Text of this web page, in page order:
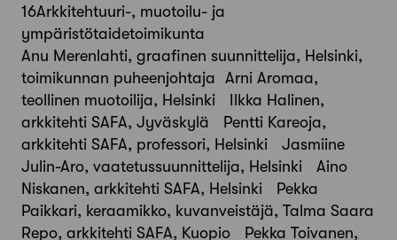
16Arkkitehtuuri-, muotoilu- ja
ympäristötaidetoimikunta
Anu Merenlahti, graafinen suunnittelija, Helsinki,
toimikunnan puheenjohtaja Arni Aromaa,
teollinen muotoilija, Helsinki Ilkka Halinen,
arkkitehti SAFA, Jyväskylä Pentti Kareoja,
arkkitehti SAFA, professori, Helsinki Jasmiine
Julin-Aro, vaatetussuunnittelija, Helsinki Aino
Niskanen, arkkitehti SAFA, Helsinki Pekka
Paikkari, keraamikko, kuvanveistäjä, Talma Saara
Repo, arkkitehti SAFA, Kuopio Pekka Toivanen,